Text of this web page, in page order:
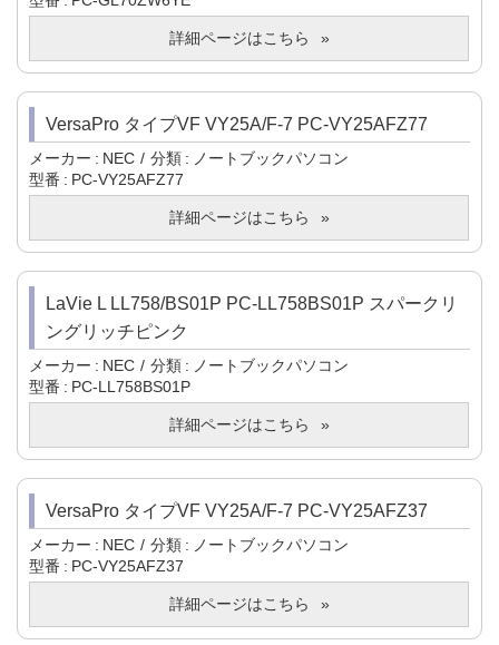
詳細ページはこちら
VersaPro タイプVF VY25A/F-7 PC-VY25AFZ77
メーカー NEC 分類
ノートブックパソコン
型番
PC-VY25AFZ77
詳細ページはこちら
LaVie L LL758/BS01P PC-LL758BS01P スパークリ
ングリッチピンク
メーカー NEC 分類
ノートブックパソコン
型番
PC-LL758BS01P
詳細ページはこちら
VersaPro タイプVF VY25A/F-7 PC-VY25AFZ37
メーカー NEC 分類
ノートブックパソコン
型番
PC-VY25AFZ37
詳細ページはこちら